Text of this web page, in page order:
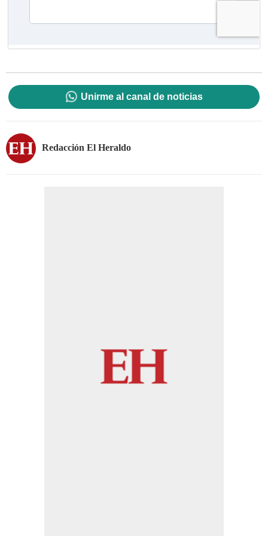
Unirme al canal de noticias
Redacción El Heraldo